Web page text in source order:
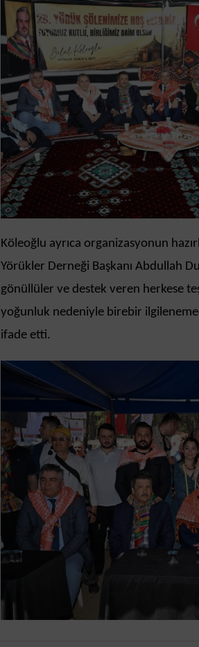
Köleoğlu ayrıca organizasyonun
Yörükler Derneği Başkanı Abdullah
gönüllüler ve destek veren herkese
yoğunluk nedeniyle birebir
ifade etti.